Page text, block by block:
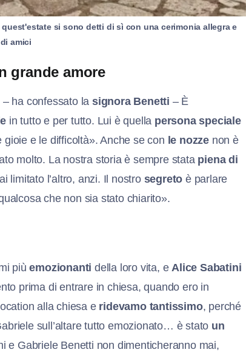
si sono detti di sì con una cerimonia allegra e
amici
grande amore
– ha confessato lasignora Benetti – È
in tutto e per tutto. Lui è quella persona speciale
e le difficoltà». Anche se con le nozze non è
molto. La nostra storia è sempre stata piena di
limitato l’altro, anzi. Il nostro segreto è parlare
che non sia stato chiarito».
piùemozionanti della loro vita, e Alice Sabatini
prima di entrare in chiesa, quando ero in
alla chiesa e ridevamo tantissimo, perché
sull’altare tutto emozionato… è stato un
e Gabriele Benetti non dimenticheranno mai,